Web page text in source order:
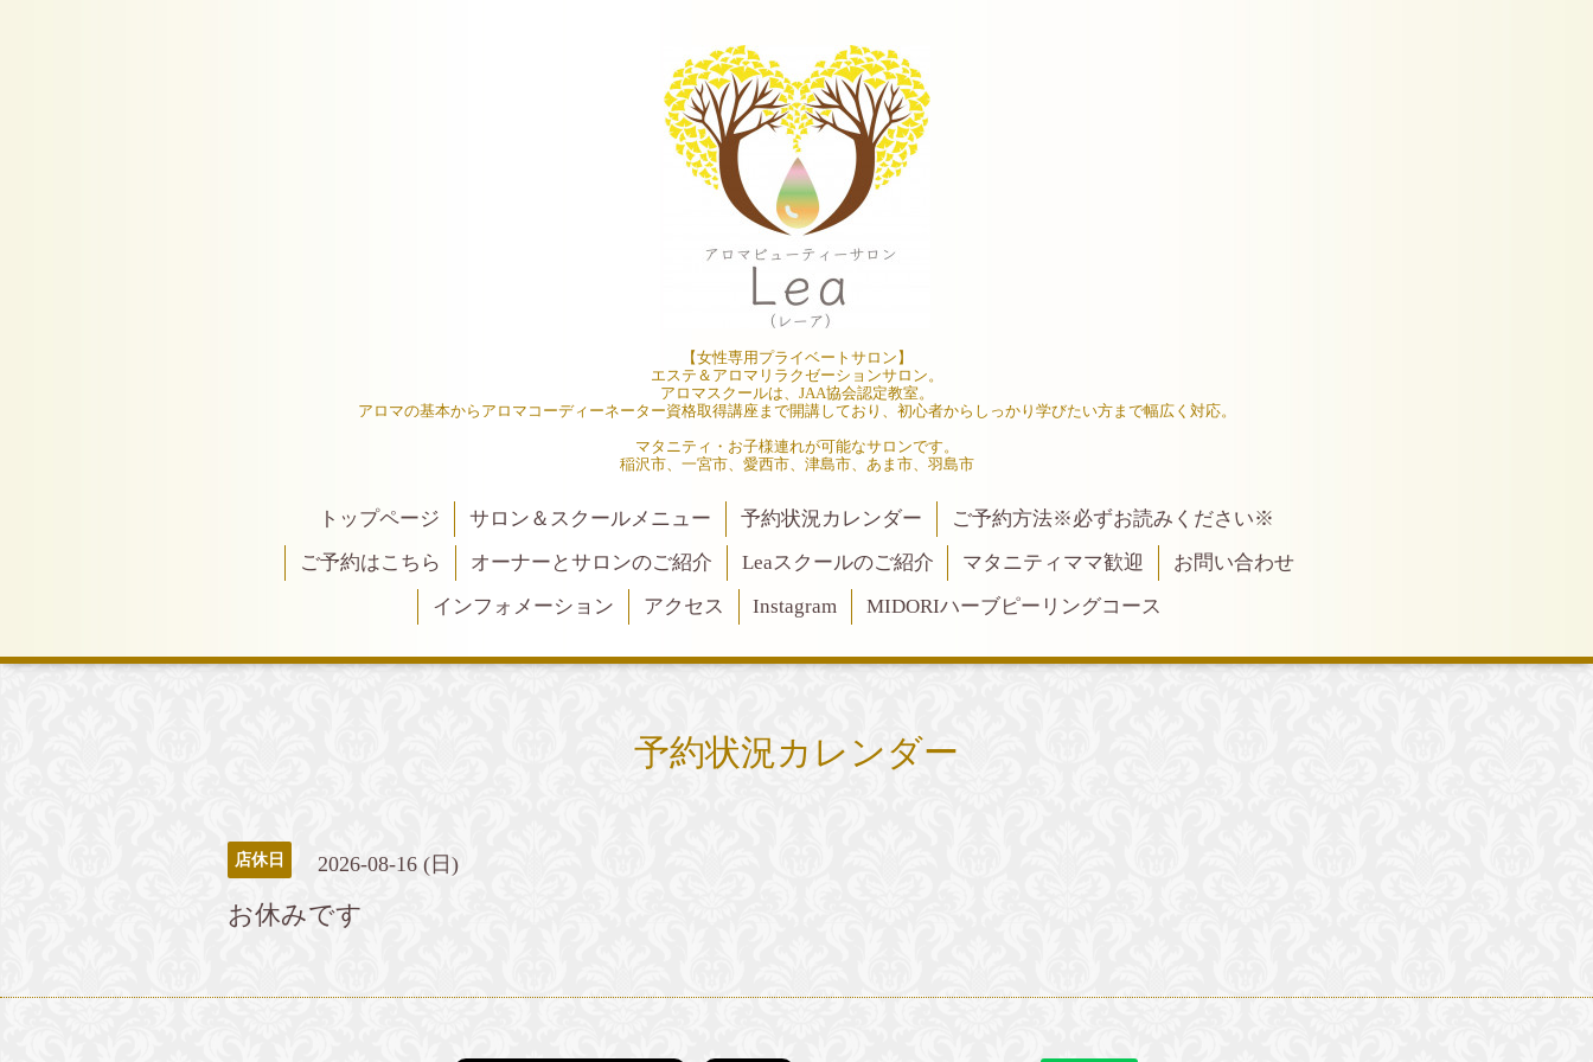
【女性専用プライベートサロン】
エステ＆アロマリラクゼーションサロン。
アロマスクールは、JAA協会認定教室。
アロマの基本からアロマコーディーネーター資格取得講座まで開講しており、初心者からしっかり学びたい方まで幅広く対応。
マタニティ・お子様連れが可能なサロンです。
稲沢市、一宮市、愛西市、津島市、あま市、羽島市
トップページ サロン＆スクールメニュー 予約状況カレンダー
ご予約方法※必ずお読みください※
ご予約はこちら
オーナーとサロンのご紹介 Leaスクールのご紹介 マタニティママ歓迎
お問い合わせ
インフォメーション
アクセス Instagram MIDORIハーブピーリングコース
予約状況カレンダー
店休日 2026-08-16 (日)
お休みです